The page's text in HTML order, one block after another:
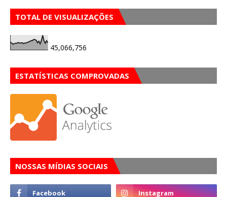
TOTAL DE VISUALIZAÇÕES
45,066,756
ESTATÍSTICAS COMPROVADAS
NOSSAS MÍDIAS SOCIAIS